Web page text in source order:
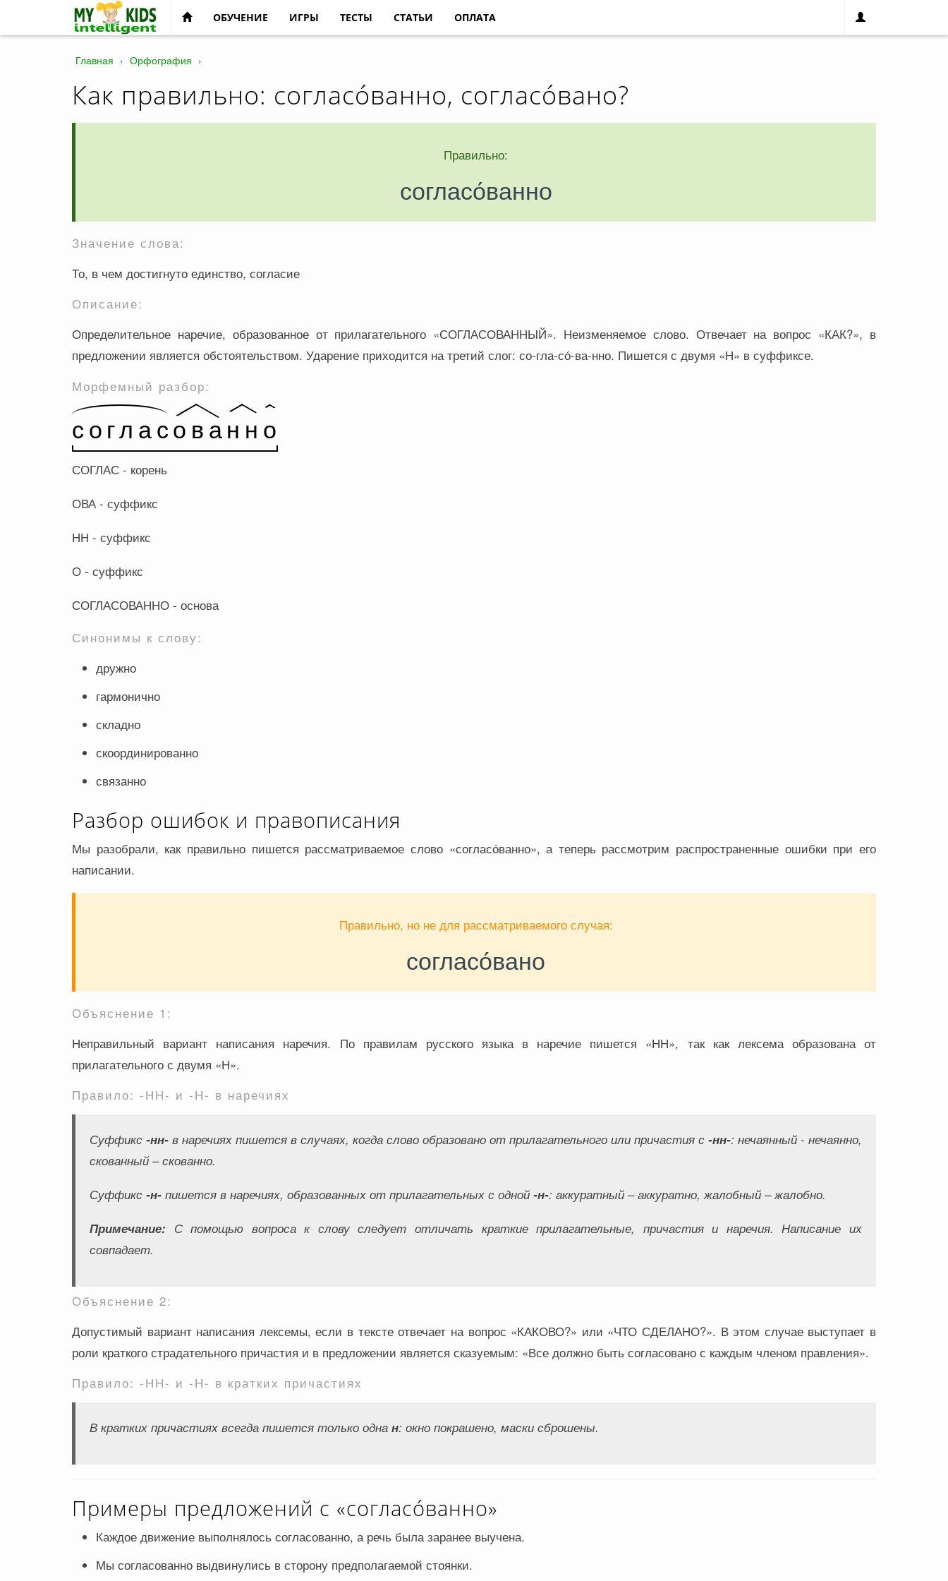
ОБУЧЕНИЕ ИГРЫ ТЕСТЫ СТАТЬИ ОПЛАТА
Главная › Орфография ›
Как правильно: согласо́ванно, согласо́вано?
Правильно:
согласо́ванно
Значение слова:
То, в чем достигнуто единство, согласие
Описание:
Определительное наречие, образованное от прилагательного «СОГЛАСОВАННЫЙ». Неизменяемое слово. Отвечает на вопрос «КАК?», в
предложении является обстоятельством. Ударение приходится на третий слог: со-гла-со́-ва-нно. Пишется с двумя «Н» в суффиксе.
Морфемный разбор:
СОГЛАС - корень
ОВА - суффикс
НН - суффикс
О - суффикс
СОГЛАСОВАННО - основа
Синонимы к слову:
дружно
гармонично
складно
скоординированно
связанно
Разбор ошибок и правописания
Мы разобрали, как правильно пишется рассматриваемое слово «согласо́ванно», а теперь рассмотрим распространенные ошибки при его
написании.
Правильно, но не для рассматриваемого случая:
согласо́вано
Объяснение 1:
Неправильный вариант написания наречия. По правилам русского языка в наречие пишется «НН», так как лексема образована от
прилагательного с двумя «Н».
Правило: -НН- и -Н- в наречиях
Суффикс -нн- в наречиях пишется в случаях, когда слово образовано от прилагательного или причастия с -нн-: нечаянный - нечаянно,
скованный – скованно.
Суффикс -н- пишется в наречиях, образованных от прилагательных с одной -н-: аккуратный – аккуратно, жалобный – жалобно.
Примечание: С помощью вопроса к слову следует отличать краткие прилагательные, причастия и наречия. Написание их
совпадает.
Объяснение 2:
Допустимый вариант написания лексемы, если в тексте отвечает на вопрос «КАКОВО?» или «ЧТО СДЕЛАНО?». В этом случае выступает в
роли краткого страдательного причастия и в предложении является сказуемым: «Все должно быть согласовано с каждым членом правления».
Правило: -НН- и -Н- в кратких причастиях
В кратких причастиях всегда пишется только одна н: окно покрашено, маски сброшены.
Примеры предложений с «согласо́ванно»
Каждое движение выполнялось согласованно, а речь была заранее выучена.
Мы согласованно выдвинулись в сторону предполагаемой стоянки.